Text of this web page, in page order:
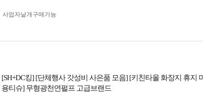
사업자 낱개구매가능
[SH+DC킹] [단체행사 갓성비 사은품 모음] [키친타올 화장지 휴지 미
용티슈] 무형광천연펄프 고급브랜드